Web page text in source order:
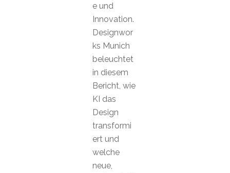
e und
Innovation.
Designwor
ks Munich
beleuchtet
in diesem
Bericht, wie
KI das
Design
transformi
ert und
welche
neue,